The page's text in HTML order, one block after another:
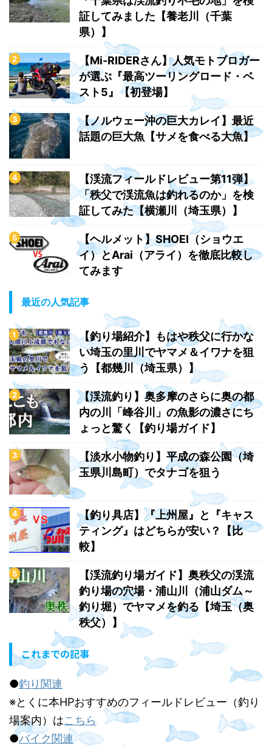
証してみました【養老川（千葉
県）】
【Mi-RIDERさん】人気モトブロガー
が選ぶ『最高ツーリングロード・ベ
スト5』【初登場】
【ノルウェー沖の巨大カレイ】最近
話題の巨大魚【サメを食べる大魚】
【渓流フィールドレビュー第11弾】
「秩父で渓流魚は釣れるのか」を検
証してみた【横瀬川（埼玉県）】
【ヘルメット】SHOEI（ショウエ
イ）とArai（アライ）を徹底比較し
てみます
最近の人気記事
【釣り場紹介】もはや秩父に行かな
い埼玉の里川でヤマメ＆イワナを狙
う【都幾川（埼玉県）】
【渓流釣り】奥多摩のさらに奥の都
内の川「峰谷川」の魚影の濃さにち
ょっと驚く【釣り場ガイド】
【淡水小物釣り】平成の森公園（埼
玉県川島町）でタナゴを狙う
【釣り具店】『上州屋』と『キャス
ティング』はどちらが安い？【比
較】
【渓流釣り場ガイド】奥秩父の渓流
釣り場の穴場・浦山川（浦山ダム～
釣り堀）でヤマメを釣る【埼玉（奥
秩父）】
これまでの記事
●釣り関連
※とくに本HPおすすめのフィールドレビュー（釣り
場案内）はこちら
●バイク関連